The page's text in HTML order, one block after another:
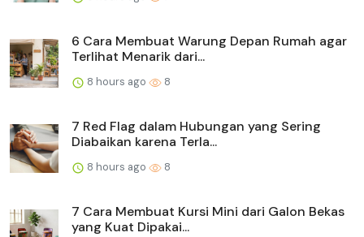
6 Cara Membuat Warung Depan Rumah agar
Terlihat Menarik dari...
8 hours ago 8
7 Red Flag dalam Hubungan yang Sering
Diabaikan karena Terla...
8 hours ago 8
7 Cara Membuat Kursi Mini dari Galon Bekas
yang Kuat Dipakai...